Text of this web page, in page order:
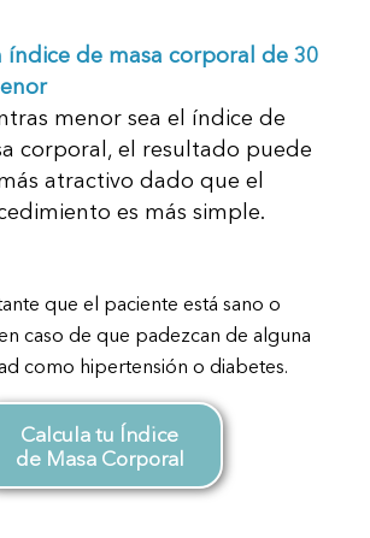
índice de masa corporal de 30
menor sea el índice de
corporal, el resultado puede
atractivo dado que el
es más simple.
que el paciente está sano o
caso de que padezcan de alguna
como hipertensión o diabetes.
Calcula tu Índice
de Masa Corporal